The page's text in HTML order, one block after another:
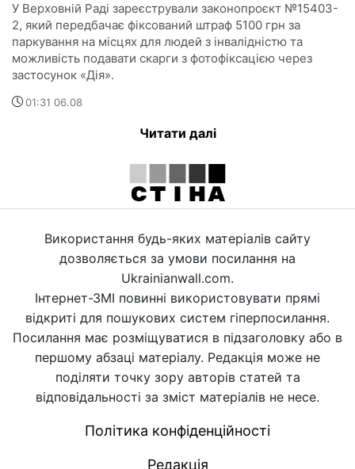
У Верховній Раді зареєстрували законопроєкт №15403-
2, який передбачає фіксований штраф 5100 грн за
паркування на місцях для людей з інвалідністю та
можливість подавати скарги з фотофіксацією через
застосунок «Дія».
01:31 06.08
Читати далі
Використання будь-яких матеріалів сайту
дозволяється за умови посилання на
Ukrainianwall.com.
Інтернет-ЗМІ повинні використовувати прямі
відкриті для пошукових систем гіперпосилання.
Посилання має розміщуватися в підзаголовку або в
першому абзаці матеріалу. Редакція може не
поділяти точку зору авторів статей та
відповідальності за зміст матеріалів не несе.
Політика конфіденційності
Редакція